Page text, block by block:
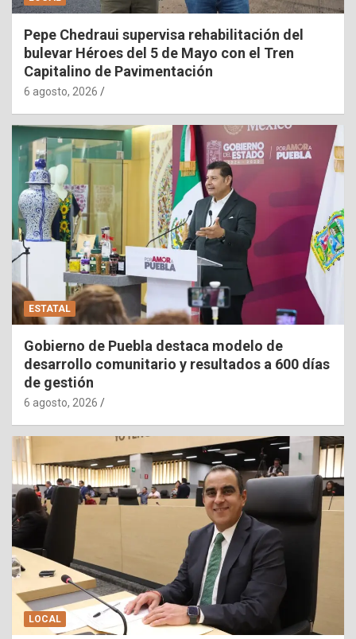
Pepe Chedraui supervisa rehabilitación del
bulevar Héroes del 5 de Mayo con el Tren
Capitalino de Pavimentación
6 agosto, 2026
ESTATAL
Gobierno de Puebla destaca modelo de
desarrollo comunitario y resultados a 600 días
de gestión
6 agosto, 2026
LOCAL